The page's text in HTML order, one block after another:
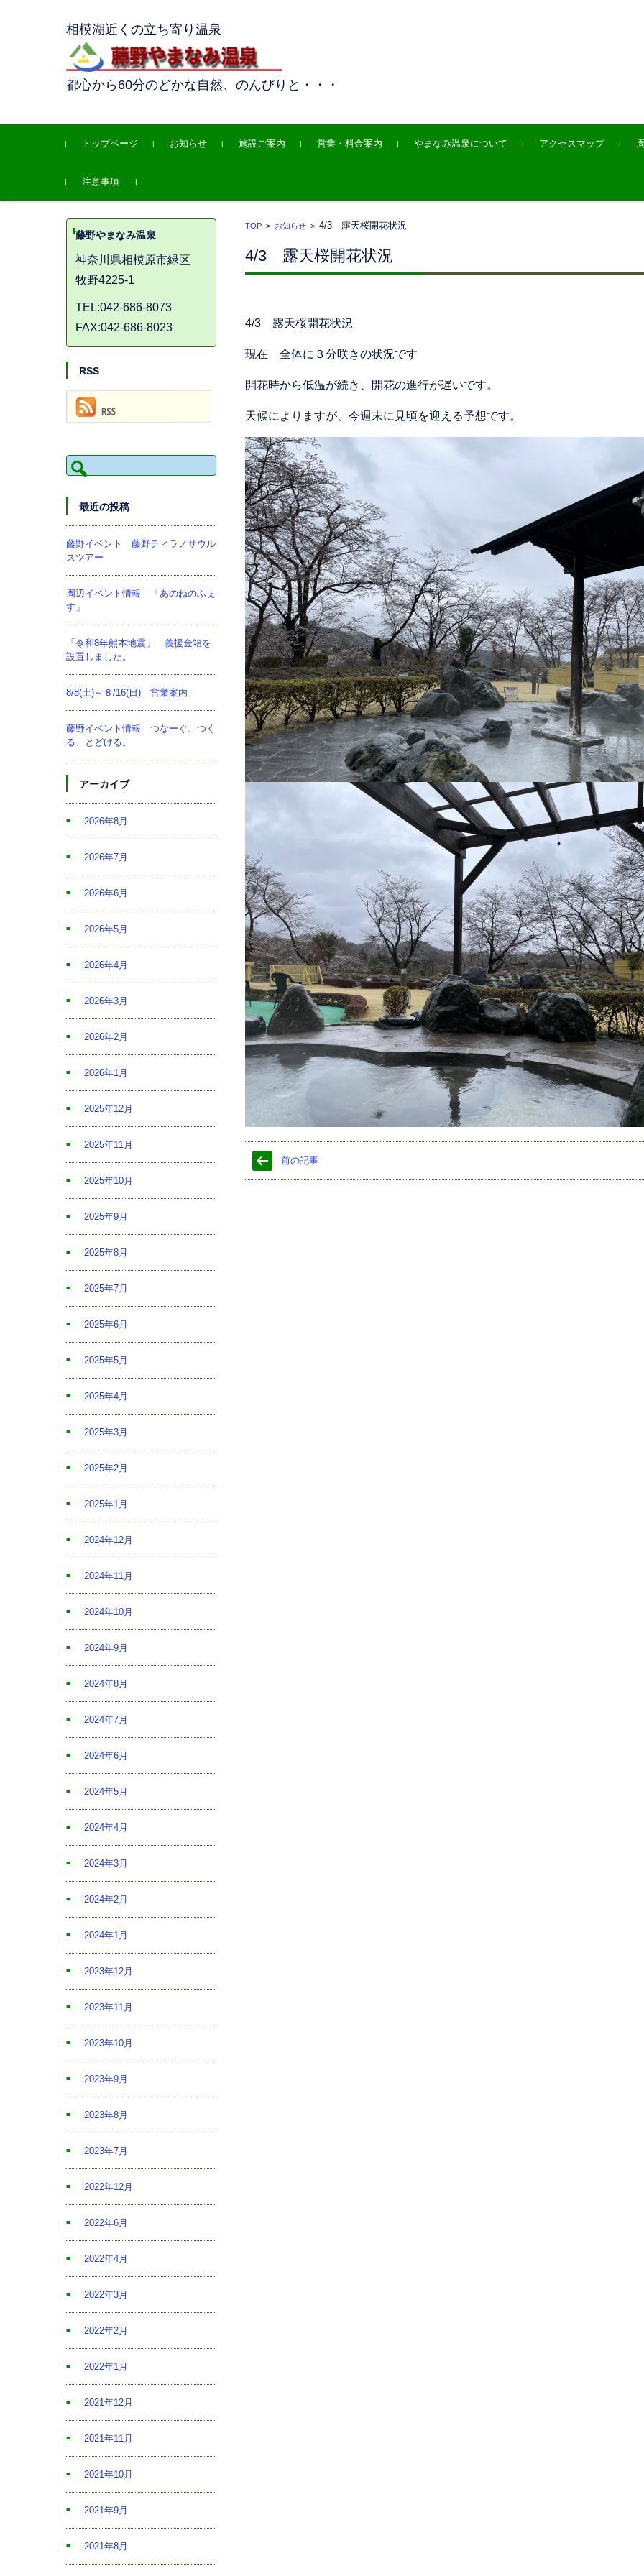
相模湖近くの立ち寄り温泉
都心から60分のどかな自然、のんびりと・・・
コンテンツに移動
トップページ
お知らせ 施設ご案内 営業・料金案内 やまなみ温泉について アクセスマップ
注意事項
TOP> お知らせ> 4/3 露天桜開花状況
4/3 露天桜開花状況
4/3 露天桜開花状況
現在 全体に３分咲きの状況です
開花時から低温が続き、開花の進行が遅いです。
天候によりますが、今週末に見頃を迎える予想です。
前の記事
藤野やまなみ温泉
神奈川県相模原市緑区
牧野4225-1
TEL:042-686-8073
FAX:042-686-8023
RSS
検
索:
最近の投稿
藤野イベント 藤野ティラノサウル
スツアー
周辺イベント情報 「あのねのふぇ
す」
「令和8年熊本地震」 義援金箱を
設置しました。
8/8(土)～８/16(日) 営業案内
藤野イベント情報 つなーぐ、つく
る、とどける。
アーカイブ
2026年8月
2026年7月
2026年6月
2026年5月
2026年4月
2026年3月
2026年2月
2026年1月
2025年12月
2025年11月
2025年10月
2025年9月
2025年8月
2025年7月
2025年6月
2025年5月
2025年4月
2025年3月
2025年2月
2025年1月
2024年12月
2024年11月
2024年10月
2024年9月
2024年8月
2024年7月
2024年6月
2024年5月
2024年4月
2024年3月
2024年2月
2024年1月
2023年12月
2023年11月
2023年10月
2023年9月
2023年8月
2023年7月
2022年12月
2022年6月
2022年4月
2022年3月
2022年2月
2022年1月
2021年12月
2021年11月
2021年10月
2021年9月
2021年8月